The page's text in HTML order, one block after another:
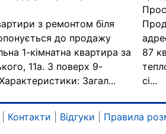
з ремонтом біля
до продажу
1-кімнатна квартира за
11а. 3 поверх 9-
Загал...
87
сі...
Контакти Відгуки Правила